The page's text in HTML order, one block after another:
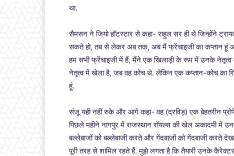
था.
सैमसन ने जियो हॉटस्टार से कहा- राहुल सर ही थे जिन्होंने
सकते हो, तब से लेकर अब तक, अब मैं फ्रेंचाइजी का कप्तान हूं
हम सभी फ्रेंचाइजी में हैं, मैंने एक खिलाड़ी के रूप में उनके
नेतृत्व में खेला है, जब वह कोच थे. लेकिन एक कप्तान-कोच का
हूं.
संजू यही नहीं रुके और आगे कहा- वह (द्रव‍िड़) एक बेहतरीन
पिछले महीने नागपुर में राजस्थान रॉयल्स की खेल अकादमी में
बल्लेबाजों को बल्लेबाजी करते और गेंदबाजों को गेंदबाजी करते
पूरी तरह से शामिल रहते हैं. मुझे लगता है कि तैयारी उनके